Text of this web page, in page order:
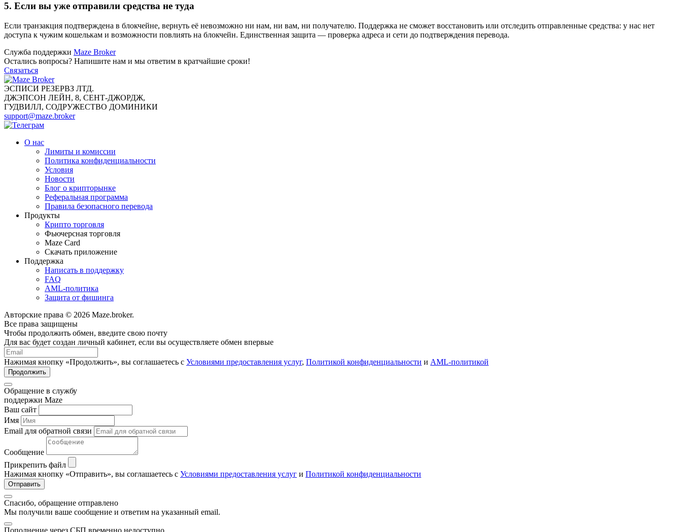
5. Если вы уже отправили средства не туда
Если транзакция подтверждена в блокчейне, вернуть её невозможно ни нам, ни вам, ни получателю. Поддержка не сможет восстановить или отследить отправленные средства: у нас нет
доступа к чужим кошелькам и возможности повлиять на блокчейн. Единственная защита — проверка адреса и сети до подтверждения перевода.
Служба поддержки Maze Broker
Остались вопросы? Напишите нам и мы ответим в кратчайшие сроки!
Связаться
ЭСПИСИ РЕЗЕРВЗ ЛТД.
ДЖЭПСОН ЛЕЙН, 8, СЕНТ-ДЖОРДЖ,
ГУДВИЛЛ, СОДРУЖЕСТВО ДОМИНИКИ
support@maze.broker
О нас
Лимиты и комиссии
Политика конфиденциальности
Условия
Новости
Блог о крипторынке
Реферальная программа
Правила безопасного перевода
Продукты
Крипто торговля
Фьючерсная торговля
Maze Card
Скачать приложение
Поддержка
Написать в поддержку
FAQ
AML-политика
Защита от фишинга
Авторские права © 2026 Maze.broker.
Все права защищены
Чтобы продолжить обмен, введите свою почту
Для вас будет создан личный кабинет, если вы осуществляете обмен впервые
Нажимая кнопку «Продолжить», вы соглашаетесь с Условиями предоставления услуг, Политикой конфиденциальности и AML-политикой
Продолжить
Обращение в службу
поддержки Maze
Ваш сайт
Имя
Email для обратной связи
Сообщение
Прикрепить файл
Нажимая кнопку «Отправить», вы соглашаетесь с Условиями предоставления услуг и Политикой конфиденциальности
Отправить
Спасибо, обращение отправлено
Мы получили ваше сообщение и ответим на указанный email.
Пополнение через СБП временно недоступно